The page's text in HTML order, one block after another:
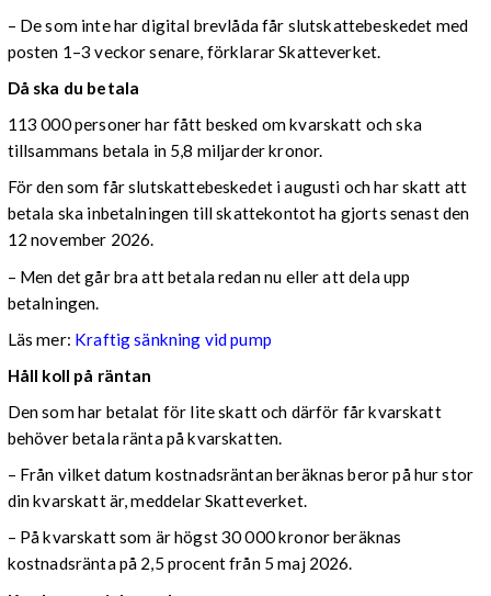
– De som inte har digital brevlåda får slutskattebeskedet med
posten 1–3 veckor senare, förklarar Skatteverket.
Då ska du betala
113 000 personer har fått besked om kvarskatt och ska
tillsammans betala in 5,8 miljarder kronor.
För den som får slutskattebeskedet i augusti och har skatt att
betala ska inbetalningen till skattekontot ha gjorts senast den
12 november 2026.
– Men det går bra att betala redan nu eller att dela upp
betalningen.
Läs mer: Kraftig sänkning vid pump
Håll koll på räntan
Den som har betalat för lite skatt och därför får kvarskatt
behöver betala ränta på kvarskatten.
– Från vilket datum kostnadsräntan beräknas beror på hur stor
din kvarskatt är, meddelar Skatteverket.
– På kvarskatt som är högst 30 000 kronor beräknas
kostnadsränta på 2,5 procent från 5 maj 2026.